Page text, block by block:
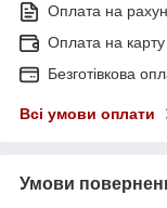
Оплата на
Оплата на
Безготівкова
Всі умови оплати
Умови